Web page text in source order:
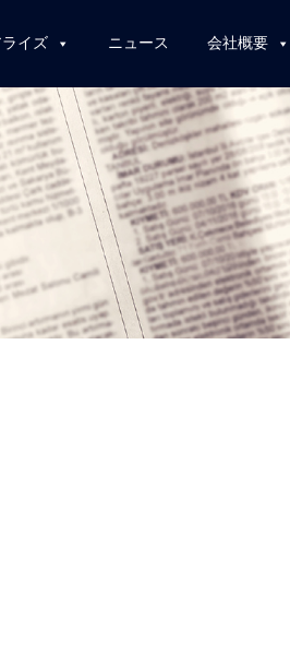
イズ ニュース 会社概要